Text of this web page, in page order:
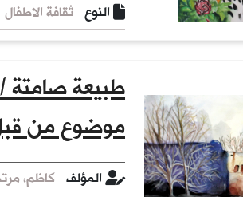
النوع ثقافة الاطفال
طبيعة صامتة
موضوع من
المؤلف كاظم،